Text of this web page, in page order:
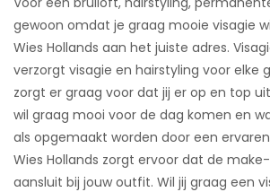
A
G
I
E
W
I
E
S
H
L
L
gewoon omdat je graag mooie visagie
Wies Hollands aan het juiste adres.
verzorgt visagie en hairstyling voor elke
zorgt er graag voor dat jij er op en top
wil graag mooi voor de dag komen en
als opgemaakt worden door een
Wies Hollands zorgt ervoor dat de
aansluit bij jouw outfit. Wil jij graag een